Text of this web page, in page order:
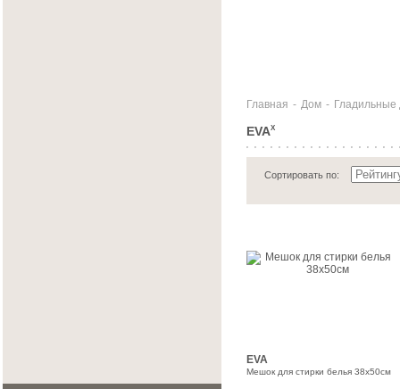
Главная - Дом - Гладильные
EVAX
Сортировать по:
EVA
Мешок для стирки белья 38х50см